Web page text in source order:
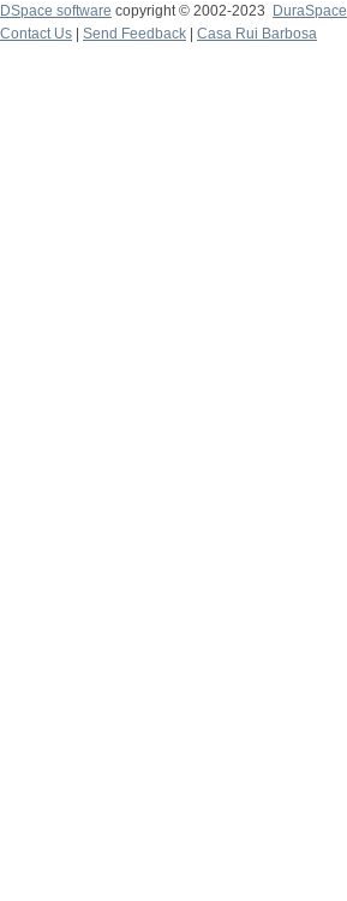
DSpace software copyright © 2002-2023
DuraSpace
Contact Us
Send Feedback Casa Rui Barbosa